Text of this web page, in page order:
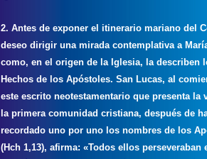
2. Antes de exponer el itinerario mariano del
deseo dirigir una mirada contemplativa a
como, en el origen de la Iglesia, la describen
Hechos de los Apóstoles. San Lucas, al
este escrito neotestamentario que presenta la
la primera comunidad cristiana, después de
recordado uno por uno los nombres de los
(Hch 1,13), afirma: «Todos ellos perseveraban